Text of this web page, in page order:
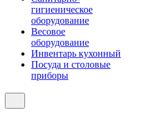
гигиеническое
оборудование
Весовое
оборудование
Инвентарь кухонный
Посуда и столовые
приборы